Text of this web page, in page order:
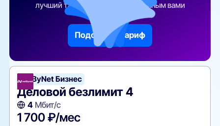
лучший тарифный план по указанным вами
Подобрать тариф
NetByNet Бизнес
Деловой безлимит 4
4Мбит/с
1 700 ₽/мес